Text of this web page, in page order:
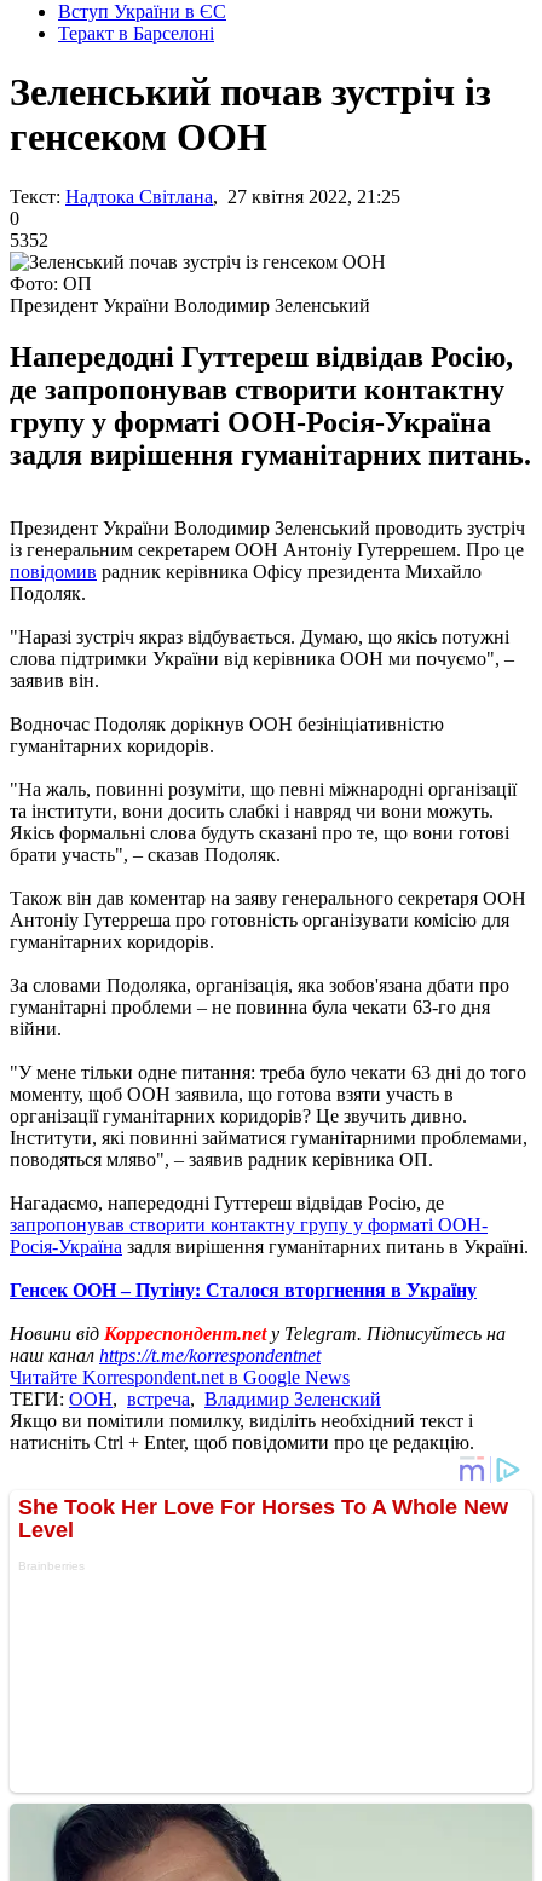
Вступ України в ЄС
Теракт в Барселоні
Зеленський почав зустріч із
генсеком ООН
Текст: Надтока Світлана, 27 квітня 2022, 21:25
0
5352
Фото: ОП
Президент України Володимир Зеленський
Напередодні Гуттереш відвідав Росію,
де запропонував створити контактну
групу у форматі ООН-Росія-Україна
задля вирішення гуманітарних питань.
Президент України Володимир Зеленський проводить зустріч
із генеральним секретарем ООН Антоніу Гутеррешем. Про це
повідомив радник керівника Офісу президента Михайло
Подоляк.
"Наразі зустріч якраз відбувається. Думаю, що якісь потужні
слова підтримки України від керівника ООН ми почуємо", –
заявив він.
Водночас Подоляк дорікнув ООН безініціативністю
гуманітарних коридорів.
"На жаль, повинні розуміти, що певні міжнародні організації
та інститути, вони досить слабкі і навряд чи вони можуть.
Якісь формальні слова будуть сказані про те, що вони готові
брати участь", – сказав Подоляк.
Також він дав коментар на заяву генерального секретаря ООН
Антоніу Гутерреша про готовність організувати комісію для
гуманітарних коридорів.
За словами Подоляка, організація, яка зобов'язана дбати про
гуманітарні проблеми – не повинна була чекати 63-го дня
війни.
"У мене тільки одне питання: треба було чекати 63 дні до того
моменту, щоб ООН заявила, що готова взяти участь в
організації гуманітарних коридорів? Це звучить дивно.
Інститути, які повинні займатися гуманітарними проблемами,
поводяться мляво", – заявив радник керівника ОП.
Нагадаємо, напередодні Гуттереш відвідав Росію, де
запропонував створити контактну групу у форматі ООН-
Росія-Україна задля вирішення гуманітарних питань в Україні.
Генсек ООН – Путіну: Сталося вторгнення в Україну
Новини від Корреспондент.netу Telegram. Підписуйтесь на
наш канал https://t.me/korrespondentnet
Читайте Korrespondent.net в Google News
ТЕГИ: ООН, встреча, Владимир Зеленский
Якщо ви помітили помилку, виділіть необхідний текст і
натисніть Ctrl + Enter, щоб повідомити про це редакцію.